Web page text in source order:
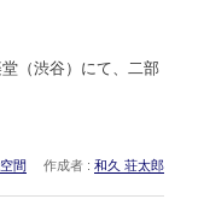
（渋谷）にて、二部
間 作成者 : 和久 荘太郎